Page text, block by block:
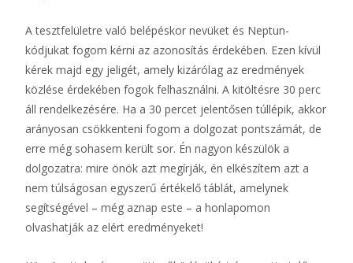
A tesztfelületre való belépéskor nevüket és Neptun-
kódjukat fogom kérni az azonosítás érdekében. Ezen kívül
kérek majd egy jeligét, amely kizárólag az eredmények
közlése érdekében fogok felhasználni. A kitöltésre 30 perc
áll rendelkezésére. Ha a 30 percet jelentősen túllépik, akkor
arányosan csökkenteni fogom a dolgozat pontszámát, de
erre még sohasem került sor. Én nagyon készülök a
dolgozatra: mire önök azt megírják, én elkészítem azt a
nem túlságosan egyszerű értékelő táblát, amelynek
segítségével – még aznap este – a honlapomon
olvashatják az elért eredményeket!